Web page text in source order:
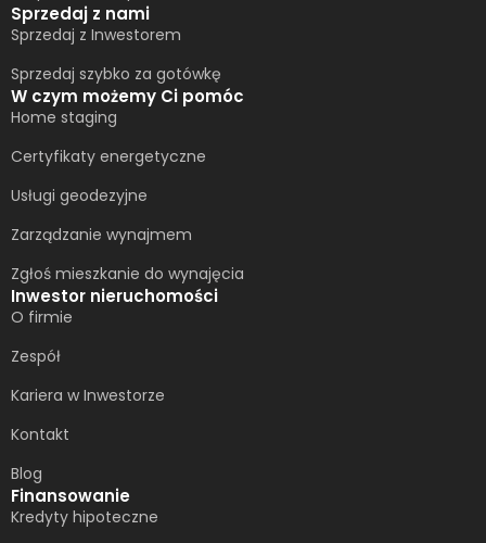
Sprzedaj z nami
Sprzedaj z Inwestorem
Sprzedaj szybko za gotówkę
W czym możemy Ci pomóc
Home staging
Certyfikaty energetyczne
Usługi geodezyjne
Zarządzanie wynajmem
Zgłoś mieszkanie do wynajęcia
Inwestor nieruchomości
O firmie
Zespół
Kariera w Inwestorze
Kontakt
Blog
Finansowanie
Kredyty hipoteczne